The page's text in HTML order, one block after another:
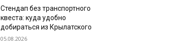
Стендап без транспортного
квеста: куда удобно
добираться из Крылатского
05.08.2026